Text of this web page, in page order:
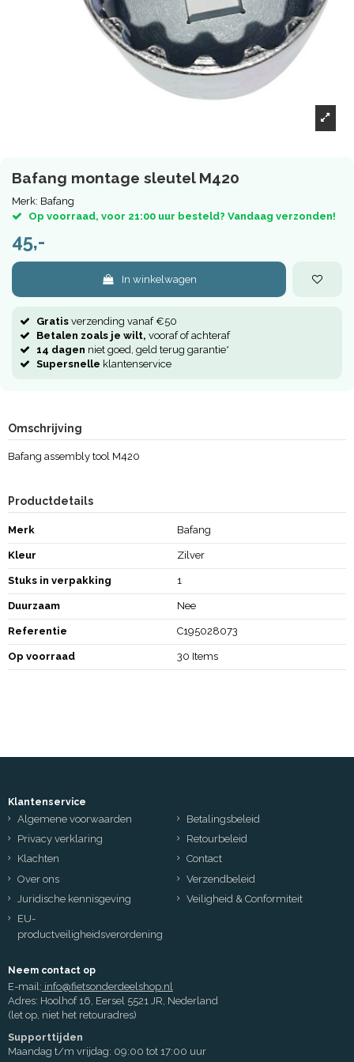
Bafang montage sleutel M420
Merk: Bafang
Op voorraad, voor 21:00 uur besteld? Vandaag verzonden!
45,-
In winkelwagen
Gratis verzending vanaf €50
Betalen zoals je wilt, vooraf of achteraf
14 dagen niet goed, geld terug garantie*
Supersnelle klantenservice
Omschrijving
Bafang assembly tool M420
Productdetails
Merk Bafang
Kleur Zilver
Stuks in verpakking 1
Duurzaam Nee
Referentie C195028073
Op voorraad 30 Items
Klantenservice
Algemene voorwaarden
Betalingsbeleid
Privacy verklaring
Retourbeleid
Klachten
Contact
Over ons
Verzendbeleid
Juridische kennisgeving
Veiligheid & Conformiteit
EU-
productveiligheidsverordening
Neem contact op
E-mail: info@fietsonderdeelshop.nl
Adres: Hoolhof 16, Eersel 5521 JR, Nederland
(let op, niet het retouradres)
Supporttijden
Maandag t/m vrijdag: 09:00 tot 17:00 uur